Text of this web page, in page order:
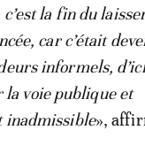
la fin du
car c’était
informels,
voie publique et
inadmissible»,